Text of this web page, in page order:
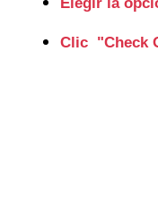
Clic "Check